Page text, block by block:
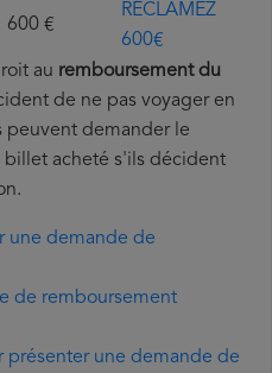
€
RÉCLAMEZ
600€
au remboursement du
de ne pas voyager en
peuvent demander le
acheté s'ils décident
une demande de
de remboursement
présenter une demande de